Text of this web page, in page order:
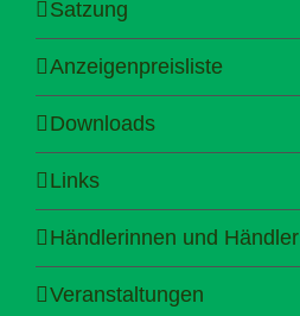
Satzung
Anzeigenpreisliste
Downloads
Links
Händlerinnen und Händler
Veranstaltungen